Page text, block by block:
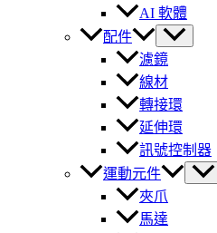
AI 軟體
配件
濾鏡
線材
轉接環
延伸環
訊號控制器
運動元件
夾爪
馬達